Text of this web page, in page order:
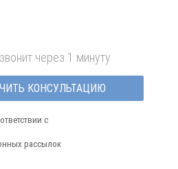
через 1 минуту
КОНСУЛЬТАЦИЮ
с
рассылок